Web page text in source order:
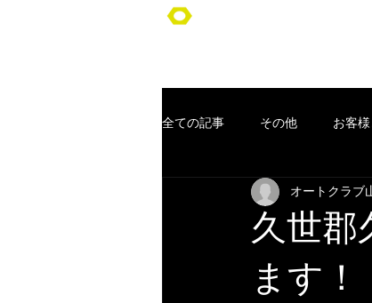
全ての記事 その他 お客
ポッキリ車検
コンセプト お客様
久世郡
ます！
オートクラブ